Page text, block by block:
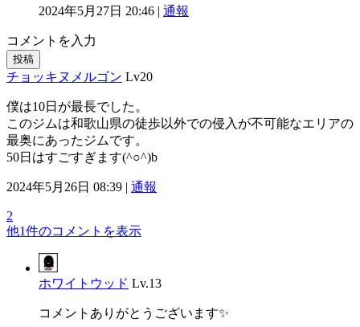
2024年5月27日 20:46 | 通報
コメントを入力
投稿
チョッキヌメルゴン Lv20
僕は10日が最長でした。
このジムは和歌山県の徒歩以外での侵入が不可能なエリアの
最奥にあったジムです。
50日はすごすぎます(^○^)b
2024年5月26日 08:39 | 通報
2
他1件のコメントを表示
ホワイトウッド Lv.13
コメントありがとうございます✨